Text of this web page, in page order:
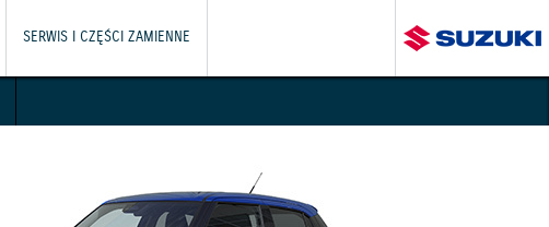
SERWIS I CZĘŚCI ZAMIENNE